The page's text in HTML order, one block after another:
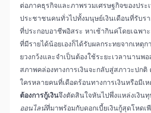
ต่อภาคธุรกิจและภาพรวมเศรษฐกิจของประ
ประชาชนคนทั่วไปทั้งมนุษย์เงินเดือนที่รับร
ที่ประกอบอาชีพอิสระ หาเช้ากินค่โดยเฉพา
ที่มีรายได้น้อยเองก็ได้รับผลกระทยจากเหตุ
ยวงกว้งและจำเป็นต้องใช้ระยะเวลานานพ
สภาพคล่องทางการเงินจะกลับสู่สภาวะปกติ
ใครหลายคนที่เดือดร้อนทางการเงินหรือมีเ
ต้องการกู้เงินจึงตัดสินใจหันไปพึ่งแหล่งเงิน
ออนไลน์ที่มาพร้อมกับดอกเบี้ยเงินกู้สุดโหดเพี